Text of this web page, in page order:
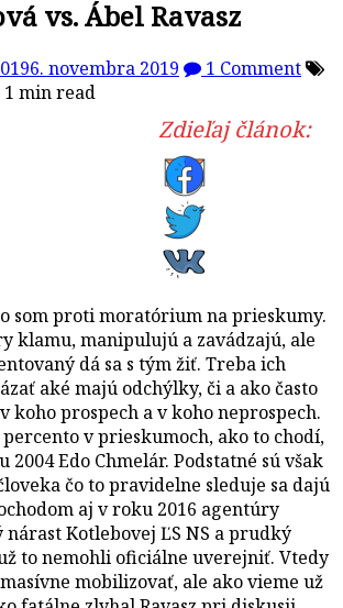
vs. Ábel Ravasz
6. novembra 2019
1 Comment
1 min read
Zdieľaj článok:
som proti moratórium na prieskumy.
klamu, manipulujú a zavádzajú, ale
dá sa s tým žiť. Treba ich
aké majú odchýlky, či a ako často
koho prospech a v koho neprospech.
v prieskumoch, ako to chodí,
2004 Edo Chmelár. Podstatné sú však
čo to pravidelne sleduje sa dajú
aj v roku 2016 agentúry
Kotlebovej ĽS NS a prudký
to nemohli oficiálne uverejniť. Vtedy
mobilizovať, ale ako vieme už